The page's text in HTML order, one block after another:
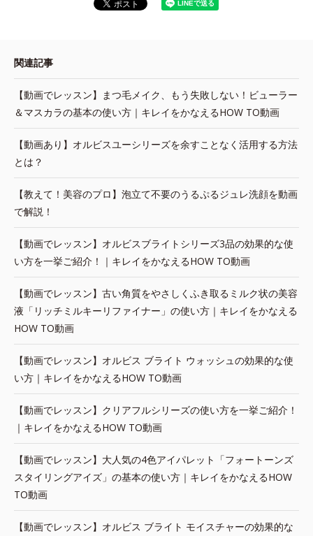
関連記事
【動画でレッスン】まつ毛メイク、もう失敗しない！ビューラー
＆マスカラの基本の使い方｜キレイをかなえるHOW TO動画
【動画あり】オルビスユーシリーズを余すことなく活用する方法
とは？
【教えて！美容のプロ】泡立て不要のうるぷるジュレ洗顔を動画
で解説！
【動画でレッスン】オルビスブライトシリーズ3品の効果的な使
い方を一挙ご紹介！｜キレイをかなえるHOW TO動画
【動画でレッスン】古い角質をやさしくふき取るミルク状の美容
液「リッチミルキーリファイナー」の使い方｜キレイをかなえる
HOW TO動画
【動画でレッスン】オルビス ブライト ウォッシュの効果的な使
い方｜キレイをかなえるHOW TO動画
【動画でレッスン】クリアフルシリーズの使い方を一挙ご紹介！
｜キレイをかなえるHOW TO動画
【動画でレッスン】大人気の4色アイパレット「フォートーンズ
スタイリングアイズ」の基本の使い方｜キレイをかなえるHOW
TO動画
【動画でレッスン】オルビス ブライト モイスチャーの効果的な